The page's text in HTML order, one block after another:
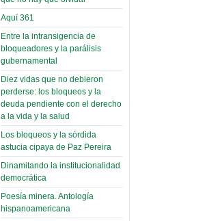
(Miscelánea
palaciega 7)
El Infamatorio
Lunes, 27 Mayo 2019
Read more...
Creacionismo,
filtraciones e
inicio de la
campaña del
MAS
(Miscelánea
palaciega 6)
El Infamatorio
Aquí 361
Entre la intransigencia de
bloqueadores y la parálisis
gubernamental
Diez vidas que no debieron
perderse: los bloqueos y la
deuda pendiente con el derecho
a la vida y la salud
Los bloqueos y la sórdida
astucia cipaya de Paz Pereira
Dinamitando la institucionalidad
democrática
Poesía minera. Antología
hispanoamericana